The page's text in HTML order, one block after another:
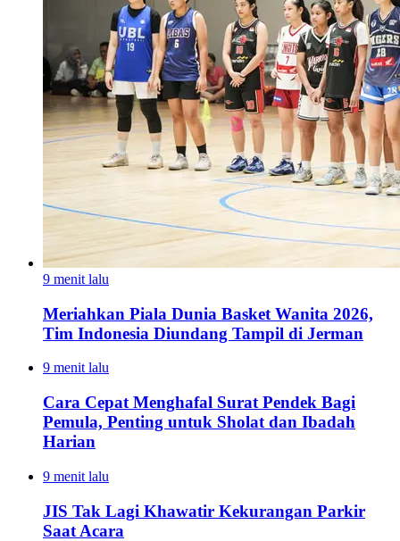
9 menit lalu
Meriahkan Piala Dunia Basket Wanita 2026,
Tim Indonesia Diundang Tampil di Jerman
9 menit lalu
Cara Cepat Menghafal Surat Pendek Bagi
Pemula, Penting untuk Sholat dan Ibadah
Harian
9 menit lalu
JIS Tak Lagi Khawatir Kekurangan Parkir
Saat Acara